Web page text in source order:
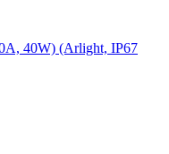
40W) (Arlight, IP67